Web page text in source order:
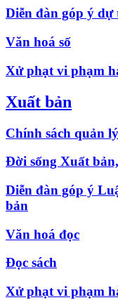
Diễn đàn góp ý dự
Văn hoá số
Xử phạt vi phạm
Xuất bản
Chính sách quản lý
Đời sống Xuất
Diễn đàn góp ý
bản
Văn hoá đọc
Đọc sách
Xử phạt vi phạm